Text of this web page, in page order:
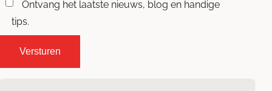
Ontvang het laatste nieuws, blog en handige
tips.